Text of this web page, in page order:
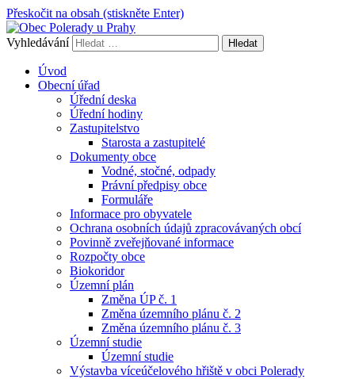
Přeskočit na obsah (stiskněte Enter)
Obec Polerady u Prahy
Vyhledávání
Úvod
Obecní úřad
Úřední deska
Úřední hodiny
Zastupitelstvo
Starosta a zastupitelé
Dokumenty obce
Vodné, stočné, odpady
Právní předpisy obce
Formuláře
Informace pro obyvatele
Ochrana osobních údajů zpracovávaných obcí
Povinně zveřejňované informace
Rozpočty obce
Biokoridor
Územní plán
Změna ÚP č. 1
Změna územního plánu č. 2
Změna územního plánu č. 3
Územní studie
Územní studie
Výstavba víceúčelového hřiště v obci Polerady